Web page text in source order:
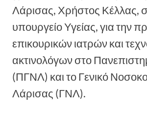
Λάρισας, Χρήστος Κέλλας,
υπουργείο Υγείας, για την
επικουρικών ιατρών και
ακτινολόγων στο
(ΠΓΝΛ) και το Γενικό
Λάρισας (ΓΝΛ).